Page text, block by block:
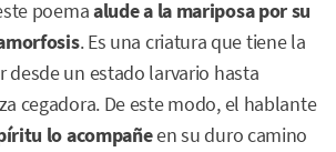
poemaalude a la mariposa por su
. Es una criatura que tiene la
desde un estado larvario hasta
cegadora. De este modo, el hablante
lo acompañeen su duro camino